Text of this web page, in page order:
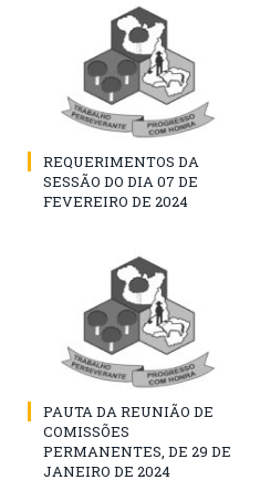
REQUERIMENTOS DA
SESSÃO DO DIA 07 DE
FEVEREIRO DE 2024
PAUTA DA REUNIÃO DE
COMISSÕES
PERMANENTES, DE 29 DE
JANEIRO DE 2024